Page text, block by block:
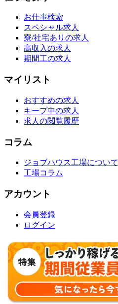
お仕事検索
スペシャル求人
寮/社宅ありの求人
高収入の求人
期間工の求人
マイリスト
おすすめの求人
キープ中の求人
求人の閲覧履歴
コラム
ジョブハウス工場について
工場コラム
アカウント
会員登録
ログイン